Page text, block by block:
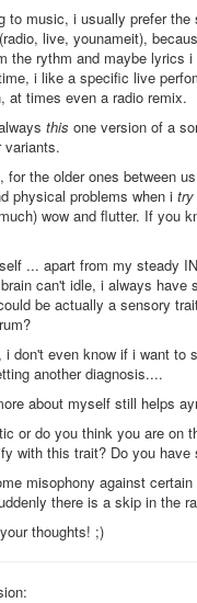
to music, i usually prefer the
live, younameit),
the rythm and maybe lyrics
i like a specific live
at times even a radio remix.
this one version of a
variants.
for the older ones between
physical problems when i try
wow and flutter. If you
... apart from my steady
can't idle, i always have
be actually a sensory
i don't even know if i want to
another diagnosis....
about myself still helps
or do you think you are on
with this trait? Do you have
misophony against
there is a skip in the
thoughts! ;)